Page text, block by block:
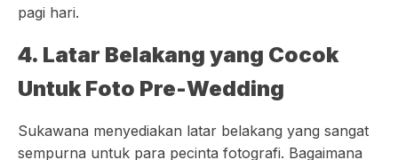
pagi hari.
4. Latar Belakang yang Cocok
Untuk Foto Pre-Wedding
Sukawana menyediakan latar belakang yang sangat
sempurna untuk para pecinta fotografi. Bagaimana